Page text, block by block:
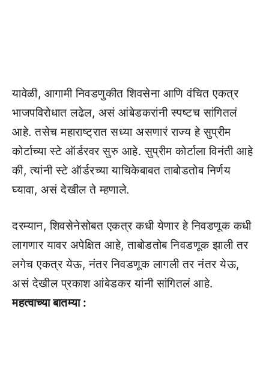
यावेळी, आगामी निवडणुकीत शिवसेना आणि वंचित एकत्र
भाजपविरोधात लढेल, असं आंबेडकरांनी स्पष्टच सांगितलं
आहे. तसेच महाराष्ट्रात सध्या असणारं राज्य हे सुप्रीम
कोर्टाच्या स्टे ऑर्डरवर सुरु आहे. सुप्रीम कोर्टाला विनंती आहे
की, त्यांनी स्टे ऑर्डरच्या याचिकेबाबत ताबोडतोब निर्णय
घ्यावा, असं देखील ते म्हणाले.
दरम्यान, शिवसेनेसोबत एकत्र कधी येणार हे निवडणूक कधी
लागणार यावर अपेक्षित आहे, ताबोडतोब निवडणूक झाली तर
लगेच एकत्र येऊ, नंतर निवडणूक लागली तर नंतर येऊ,
असं देखील प्रकाश आंबेडकर यांनी सांगितलं आहे.
महत्वाच्या बातम्या :